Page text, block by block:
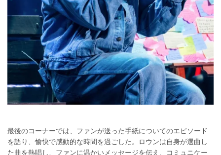
最後のコーナーでは、ファンが送った手紙についてのエピソード
を語り、愉快で感動的な時間を過ごした。ロウンは自身が選曲し
た曲を熱唱し、ファンに温かいメッセージを伝え、コミュニケー